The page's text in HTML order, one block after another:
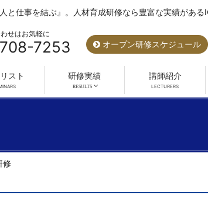
仕事を結ぶ』。人材育成研修なら豊富な実績がある
せはお気軽に
7253 オープン研修スケジュール
スト 研修実績 講師紹介
修